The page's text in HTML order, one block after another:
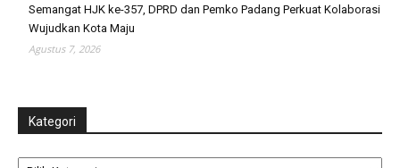
Semangat HJK ke-357, DPRD dan Pemko Padang Perkuat Kolaborasi
Wujudkan Kota Maju
Agustus 7, 2026
Kategori
Kategori